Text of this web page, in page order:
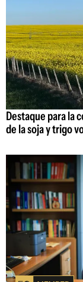
Destaque para la
de la soja y trigo